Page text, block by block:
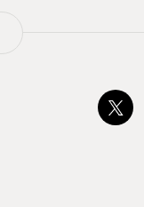
ず、このShapez
で枯渇すること
してその近くに
して図形を作った
図形の近くにペー
す。 特にコピペ